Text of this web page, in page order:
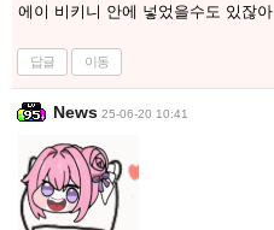
에이 비키니 안에 넣었을수도 있잖아
답글 이동
News 25-06-20 10:41